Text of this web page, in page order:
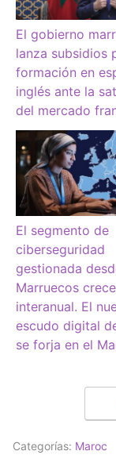
El gobierno
lanza subsidios
formación en
inglés ante la
del mercado
El segmento de
ciberseguridad
gestionada
Marruecos
interanual. El
escudo digital
se forja en el
Categorías: Maroc